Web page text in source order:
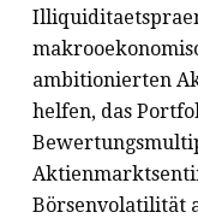
ambitionierten
helfen, das
Börsenvolatilität